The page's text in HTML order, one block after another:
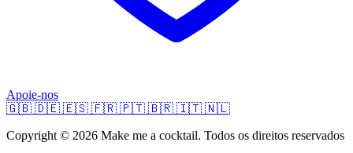
Apoie-nos
🇬🇧 🇩🇪 🇪🇸 🇫🇷 🇵🇹 🇧🇷 🇮🇹 🇳🇱
Copyright © 2026 Make me a cocktail. Todos os direitos reservados